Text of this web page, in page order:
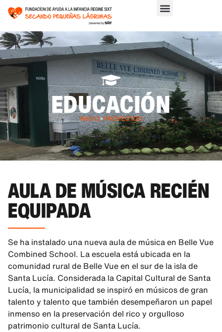
EDUCACIÓN
INICIO>PROYECTOS
AULA DE MÚSICA RECIÉN
EQUIPADA
Se ha instalado una nueva aula de música en Belle Vue
Combined School. La escuela está ubicada en la
comunidad rural de Belle Vue en el sur de la isla de
Santa Lucía. Considerada la Capital Cultural de Santa
Lucía, la municipalidad se inspiró en músicos de gran
talento y talento que también desempeñaron un papel
inmenso en la preservación del rico y orgulloso
patrimonio cultural de Santa Lucía.